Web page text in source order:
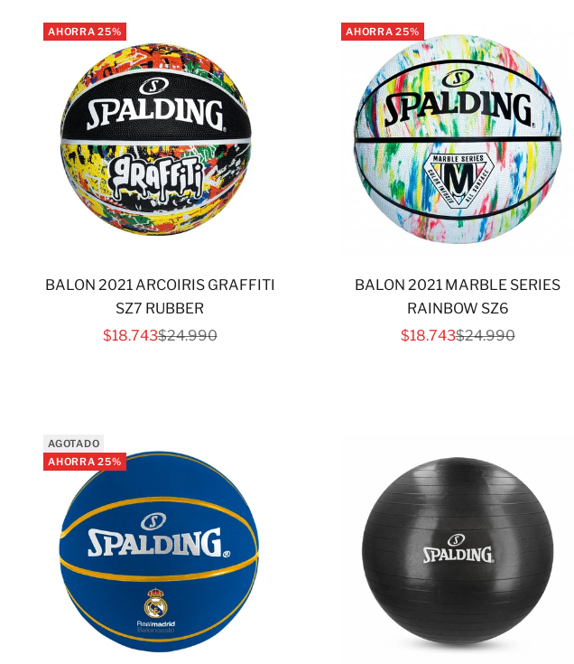
AHORRA 25%
BALON 2021 ARCOIRIS GRAFFITI
SZ7 RUBBER
PRECIO DE OFERTA
$18.743PRECIO NORMAL
$24.990
AHORRA 25%
BALON 2021 MARBLE SERIES
RAINBOW SZ6
PRECIO DE OFERTA
$18.743PRECIO NORMAL
$24.990
AGOTADO
AHORRA 25%